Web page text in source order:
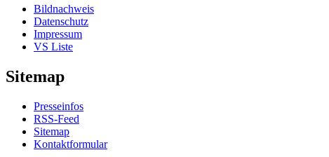
Bildnachweis
Datenschutz
Impressum
VS Liste
Sitemap
Presseinfos
RSS-Feed
Sitemap
Kontaktformular